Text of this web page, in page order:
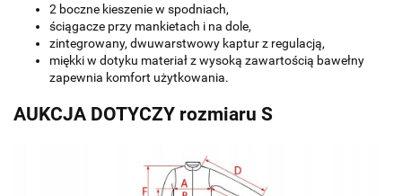
2 boczne kieszenie w spodniach,
ściągacze przy mankietach i na dole,
zintegrowany, dwuwarstwowy kaptur z regulacją,
miękki w dotyku materiał z wysoką zawartością bawełny
zapewnia komfort użytkowania.
AUKCJA DOTYCZY rozmiaru S